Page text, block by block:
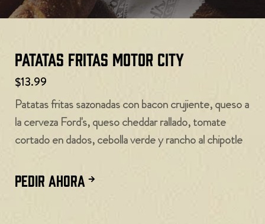
Patatas fritas Motor City
$13.99
Patatas fritas sazonadas con bacon crujiente, queso a
la cerveza Ford's, queso cheddar rallado, tomate
cortado en dados, cebolla verde y rancho al chipotle
PEDIR AHORA